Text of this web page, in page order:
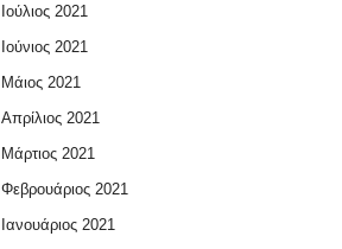
Ιούλιος 2021
Ιούνιος 2021
Μάιος 2021
Απρίλιος 2021
Μάρτιος 2021
Φεβρουάριος 2021
Ιανουάριος 2021